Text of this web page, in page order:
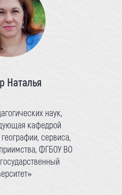
Наталья
наук,
кафедрой
сервиса,
ФГБОУ ВО